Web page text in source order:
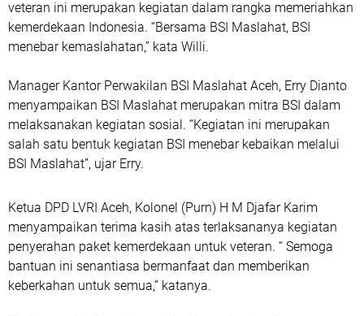
veteran ini merupakan kegiatan dalam rangka memeriahkan
kemerdekaan Indonesia. “Bersama BSI Maslahat, BSI
menebar kemaslahatan,” kata Willi.
Manager Kantor Perwakilan BSI Maslahat Aceh, Erry Dianto
menyampaikan BSI Maslahat merupakan mitra BSI dalam
melaksanakan kegiatan sosial. “Kegiatan ini merupakan
salah satu bentuk kegiatan BSI menebar kebaikan melalui
BSI Maslahat”, ujar Erry.
Ketua DPD LVRI Aceh, Kolonel (Purn) H M Djafar Karim
menyampaikan terima kasih atas terlaksananya kegiatan
penyerahan paket kemerdekaan untuk veteran. “ Semoga
bantuan ini senantiasa bermanfaat dan memberikan
keberkahan untuk semua,” katanya.